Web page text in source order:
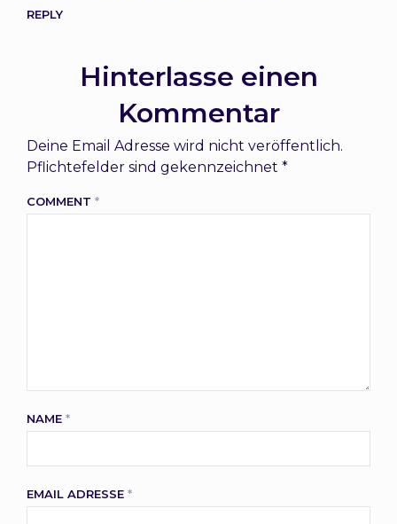
REPLY
Hinterlasse einen
Kommentar
Deine Email Adresse wird nicht veröffentlich.
Pflichtefelder sind gekennzeichnet *
COMMENT *
NAME *
EMAIL ADRESSE *